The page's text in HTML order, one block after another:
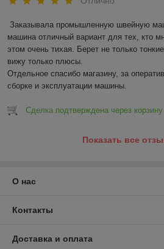
Заказывала промышленную швейную
машина отличный вариант для тех, кто
этом очень тихая. Берет не только
вижу только плюсы.
Отдельное спасибо магазину, за
сборке и эксплуатации машины.
Сделка подтверждена через корзину
Показать все
О нас
Контакты
Доставка и оплата